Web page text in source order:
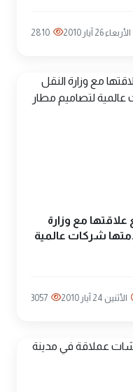
الأربعاء 26 آيار 2010 2810
مع وزارة
شركات عالمية
الأثنين 24 آيار 2010 3057